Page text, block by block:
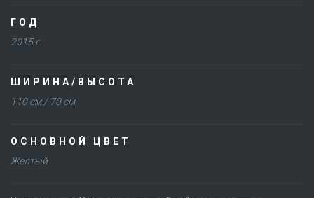
ГОД
2015 г.
ШИРИНА/ВЫСОТА
110 см / 70 см
ОСНОВНОЙ ЦВЕТ
Желтый